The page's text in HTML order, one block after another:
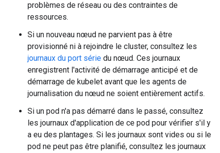
problèmes de réseau ou des contraintes de
ressources.
Si un nouveau nœud ne parvient pas à être
provisionné ni à rejoindre le cluster, consultez les
journaux du port série du nœud. Ces journaux
enregistrent l'activité de démarrage anticipé et de
démarrage de kubelet avant que les agents de
journalisation du nœud ne soient entièrement actifs.
Si un pod n'a pas démarré dans le passé, consultez
les journaux d'application de ce pod pour vérifier s'il y
a eu des plantages. Si les journaux sont vides ou si le
pod ne peut pas être planifié, consultez les journaux